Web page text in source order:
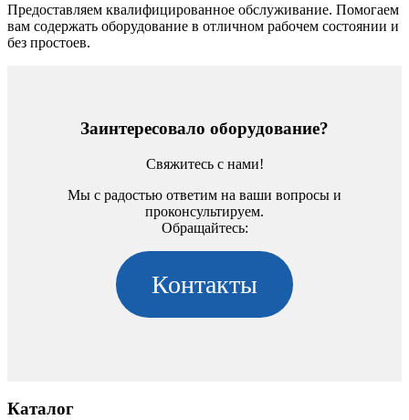
Предоставляем квалифицированное обслуживание. Помогаем
вам содержать оборудование в отличном рабочем состоянии и
без простоев.
Заинтересовало оборудование?
Свяжитесь с нами!
Мы с радостью ответим на ваши вопросы и
проконсультируем.
Обращайтесь:
Контакты
Каталог